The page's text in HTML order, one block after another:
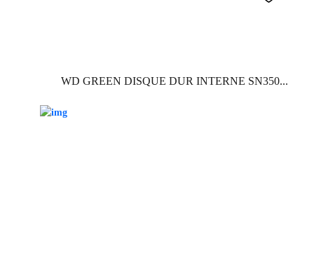
WD GREEN DISQUE DUR INTERNE SN350...